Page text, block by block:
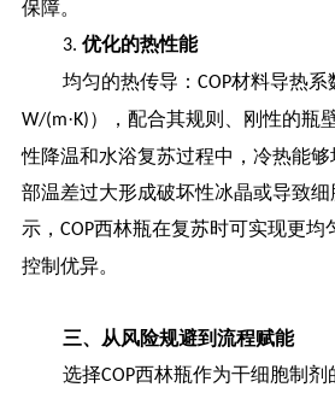
保障。
3. 优化的热性能
均匀的热传导： COP材料导热系
W/(m·K)），配合其规则、刚性的瓶
性降温和水浴复苏过程中，冷热能
部温差过大形成破坏性冰晶或导致
示， COP西林瓶在复苏时可实现更均
控制优异。
三、从风险规避到流程赋能
选择COP西林瓶作为干细胞制剂